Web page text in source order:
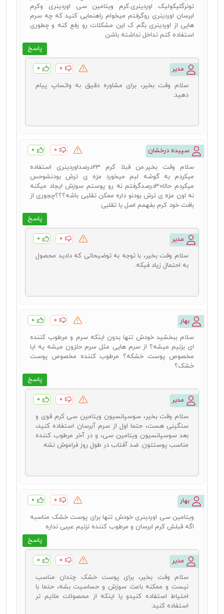
پاسخ
تونرگلیکولیک اوردینری.کرم ویتامین سی اوردینری وکرم
ابرسان اوردینری روگرفتم میخوام راهنمایی کنید که چه سرم
هایی از اوردینری بگم ک این مشکلات رو رفع کنه و چطوری
استفاده کنم تداخل نداشته باشن
مدیر ۰ ۰
سلام وقت بخیر، برای مشاوره دقیق به واتساپ پیام
دهید.
سپیده درخشان ۰ ۰
پاسخ
سلام وقت بخیر.من قبلا کرم 23درصداوردینری استفاده
میکردم به گوشه لبم میخورد مزه ی ترش بودنشوحس
میکردم حالا30درصدگرفتم نه رو پوستم سوزش ایجاد میکنه
نه اون مزه ی ترش بودنو داره ممکن تقلبی باشه؟؟؟چجوری از
بافت خود کرم بفهمم اصل یا تقلبی
مدیر ۰ ۰
سلام وقت بخیر، با توجه به توضیحاتی که دادید محصول
به احتمال زیاد فیکه.
بهار ۰ ۰
پاسخ
سلام ببخشید خودش تنها بدون اینکه سرم و مرطوب کننده
ای بزنیم میشه؟ از سرم هایی مثل سرم حلزون میشه یه ایا
مخصوص پوست خشکه؟ مرطوب کننده مخصوص پوست
خشک؟
مدیر ۰ ۰
سلام وقت بخیر، سوسپانسیون ویتامین سی کرم قوی و
سنگینی هست، حتما اول از سرم آبرسان استفاده کنید،
بعد سوسپانسیون ویتامین سی، و در آخر مرطوب کننده
مناسب پوستتون. ضد آفتاب در طول روز فراموش نشه.
بهار ۰ ۰
پاسخ
ویتامین سی اوردینری خودش تنها برای پوست خشک مناسبه
اگه قبلش کرم ابرسان و مرطوب کننده نزنیم عیبی نداره
مدیر ۰ ۰
سلام وقت بخیر، برای پوست خشک چندان مناسب
نیست و ممکنه باعث سوزش و حساسیت بشه، حتما با
احتیاط استفاده کنیدو یا اینکه از محصولات ملایم تر
استفاده کنید.